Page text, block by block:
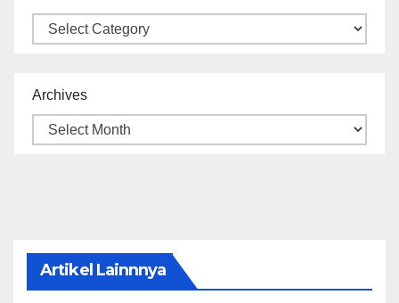
Categories
Archives
Artikel Lainnnya